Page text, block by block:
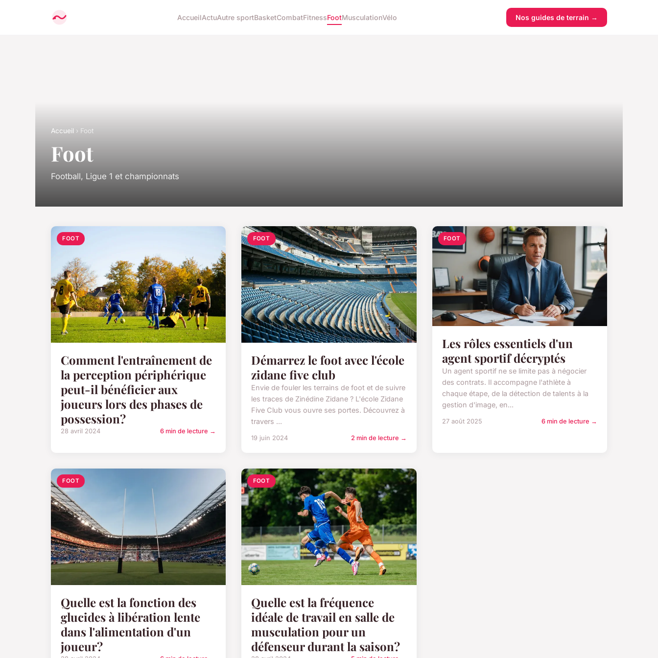
AccueilActuAutre sportBasketCombatFitnessFootMusculationVélo Nos guides de terrain →
Accueil › Foot
Foot
Football, Ligue 1 et championnats
FOOT
Comment l'entraînement de
la perception périphérique
peut-il bénéficier aux
joueurs lors des phases de
possession?
28 avril 2024 6 min de lecture →
FOOT
Démarrez le foot avec l'école
zidane five club
Envie de fouler les terrains de foot et de suivre
les traces de Zinédine Zidane ? L'école Zidane
Five Club vous ouvre ses portes. Découvrez à
travers ...
19 juin 2024 2 min de lecture →
FOOT
Les rôles essentiels d'un
agent sportif décryptés
Un agent sportif ne se limite pas à négocier
des contrats. Il accompagne l'athlète à
chaque étape, de la détection de talents à la
gestion d'image, en...
27 août 2025 6 min de lecture →
FOOT
Quelle est la fonction des
glucides à libération lente
dans l'alimentation d'un
joueur?
FOOT
Quelle est la fréquence
idéale de travail en salle de
musculation pour un
défenseur durant la saison?